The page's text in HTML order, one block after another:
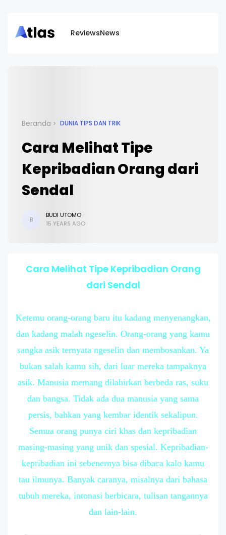
ReviewsNews
Beranda DUNIA TIPS DAN TRIK
Cara Melihat Tipe
Kepribadian Orang dari
Sendal
B
BUDI UTOMO
15 YEARS AGO
Cara Melihat Tipe Kepribadian Orang
dari Sendal
Ketemu orang-orang baru itu kadang menyenangkan,
dan kadang malah ngeselin. Orang-orang yang kamu
sangka asik ternyata ngeselin dan membosankan. Ya
bukan salah kamu sih, dari luar mereka tampaknya
asik. Manusia memang dilahirkan berbeda ras, suku
dan bangsa. Tidak ada dua manusia yang sama
persis, bahkan yang kembar identik sekalipun.
Semua orang punya ciri khas dan kepribadian
masing-masing yang unik dan spesial. Kepribadian-
kepribadian ini sebenernya bisa dibaca kalo kamu
tau ilmunya. Banyak caranya, misalnya dari bahasa
tubuh mereka, intonasi berbicara, tulisan tangannya
dan lain-lain.